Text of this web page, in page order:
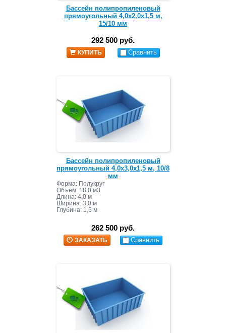
Бассейн полипропиленовый
прямоугольный 4,0х2,0х1,5 м,
15/10 мм
292 500 руб.
КУПИТЬ Сравнить
Бассейн полипропиленовый
прямоугольный 4,0х3,0х1,5 м, 10/8
мм
Форма: Полукруг
Объём: 18,0 м3
Длина: 4,0 м
Ширина: 3,0 м
Глубина: 1,5 м
262 500 руб.
ЗАКАЗАТЬ Сравнить